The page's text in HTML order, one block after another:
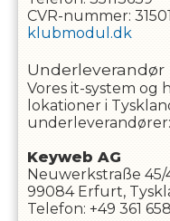
CVR-nummer:
klubmodul.dk
Underleverandør
Vores it-system og
lokationer i
underleverandører:
Keyweb AG
Neuwerkstraße 45/
99084 Erfurt,
Telefon: +49 361